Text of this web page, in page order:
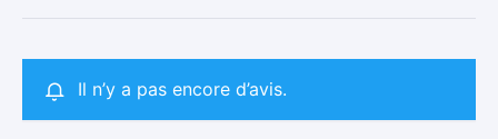
Il n’y a pas encore d’avis.